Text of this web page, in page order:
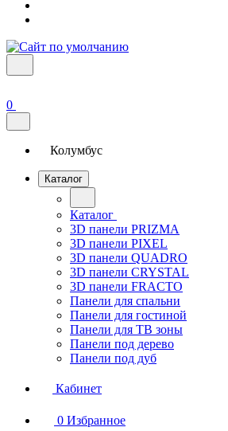
0
Колумбус
Каталог
Каталог
3D панели PRIZMA
3D панели PIXEL
3D панели QUADRO
3D панели CRYSTAL
3D панели FRACTO
Панели для спальни
Панели для гостиной
Панели для ТВ зоны
Панели под дерево
Панели под дуб
Кабинет
0 Избранное